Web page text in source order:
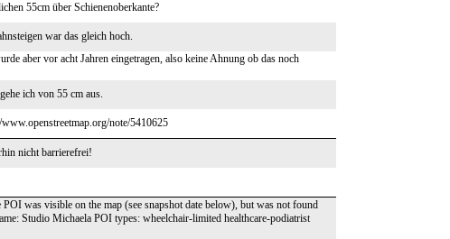
55cm über Schienenoberkante?
war das gleich hoch.
aber vor acht Jahren eingetragen, also keine Ahnung ob das noch
ich von 55 cm aus.
note/5410625
nicht barrierefrei!
was visible on the map (see snapshot date below), but was not found
Studio Michaela POI types: wheelchair-limited healthcare-podiatrist